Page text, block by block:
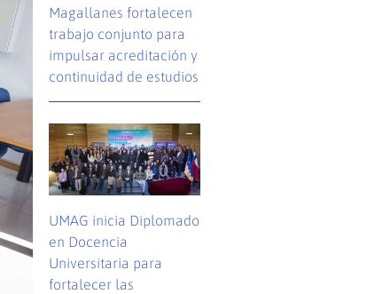
Magallanes fortalecen
trabajo conjunto para
impulsar acreditación y
continuidad de estudios
UMAG inicia Diplomado
en Docencia
Universitaria para
fortalecer las